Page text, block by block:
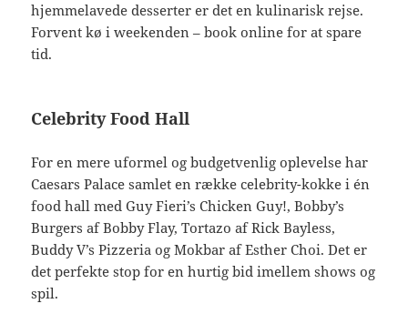
hjemmelavede desserter er det en kulinarisk rejse.
Forvent kø i weekenden – book online for at spare
tid.
Celebrity Food Hall
For en mere uformel og budgetvenlig oplevelse har
Caesars Palace samlet en række celebrity-kokke i én
food hall med Guy Fieri’s Chicken Guy!, Bobby’s
Burgers af Bobby Flay, Tortazo af Rick Bayless,
Buddy V’s Pizzeria og Mokbar af Esther Choi. Det er
det perfekte stop for en hurtig bid imellem shows og
spil.